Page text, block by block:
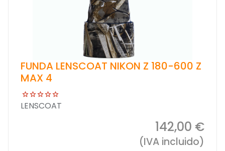
FUNDA LENSCOAT NIKON Z 180-600 Z
MAX 4
LENSCOAT
142,00 €
(IVA incluido)